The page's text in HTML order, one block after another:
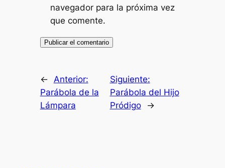
navegador para la próxima vez
que comente.
←
Anterior:
Parábola de la
Lámpara
Siguiente:
Parábola del Hijo
Pródigo
→